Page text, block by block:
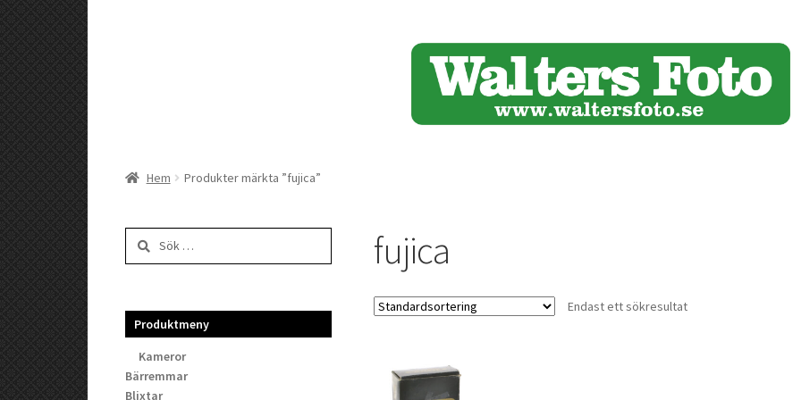
Hem Produkter märkta ”fujica”
fujica
Endast ett sökresultat
Sök
efter:
Produktmeny
Kameror
Bärremmar
Blixtar